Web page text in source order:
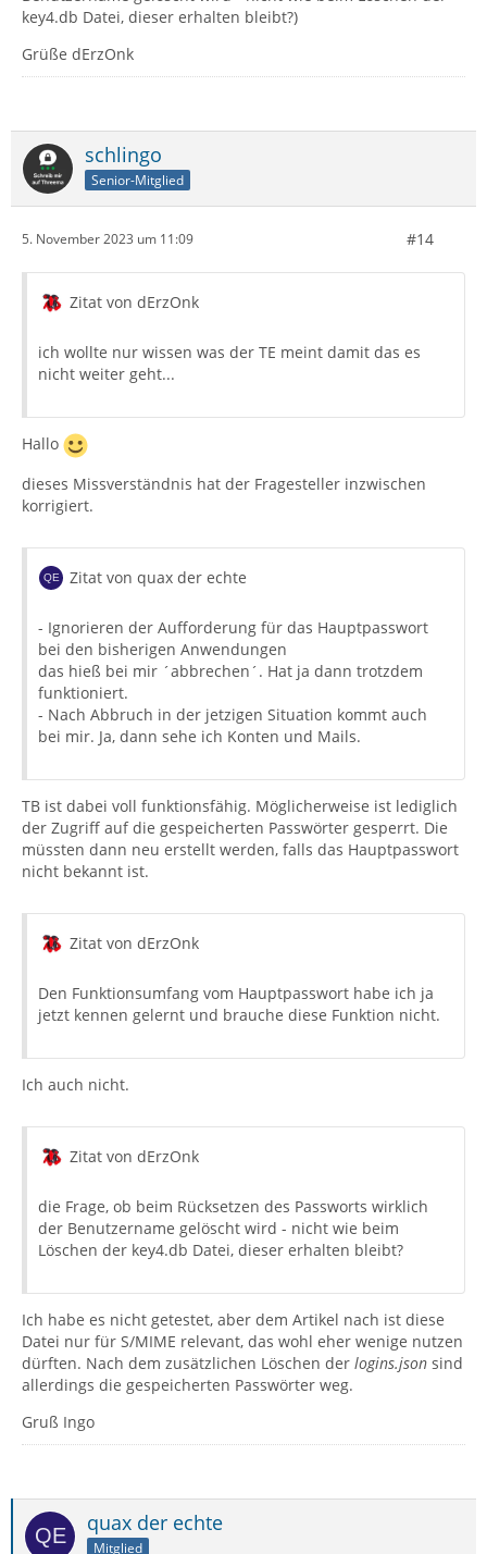
key4.db Datei, dieser erhalten bleibt?)
Grüße dErzOnk
schlingo
Senior-Mitglied
5. November 2023 um 11:09 #14
Zitat von dErzOnk
ich wollte nur wissen was der TE meint damit das es
nicht weiter geht...
Hallo
dieses Missverständnis hat der Fragesteller inzwischen
korrigiert.
Zitat von quax der echte
- Ignorieren der Aufforderung für das Hauptpasswort
bei den bisherigen Anwendungen
das hieß bei mir ´abbrechen´. Hat ja dann trotzdem
funktioniert.
- Nach Abbruch in der jetzigen Situation kommt auch
bei mir. Ja, dann sehe ich Konten und Mails.
TB ist dabei voll funktionsfähig. Möglicherweise ist lediglich
der Zugriff auf die gespeicherten Passwörter gesperrt. Die
müssten dann neu erstellt werden, falls das Hauptpasswort
nicht bekannt ist.
Zitat von dErzOnk
Den Funktionsumfang vom Hauptpasswort habe ich ja
jetzt kennen gelernt und brauche diese Funktion nicht.
Ich auch nicht.
Zitat von dErzOnk
die Frage, ob beim Rücksetzen des Passworts wirklich
der Benutzername gelöscht wird - nicht wie beim
Löschen der key4.db Datei, dieser erhalten bleibt?
Ich habe es nicht getestet, aber dem Artikel nach ist diese
Datei nur für S/MIME relevant, das wohl eher wenige nutzen
dürften. Nach dem zusätzlichen Löschen der logins.json sind
allerdings die gespeicherten Passwörter weg.
Gruß Ingo
quax der echte
Mitglied